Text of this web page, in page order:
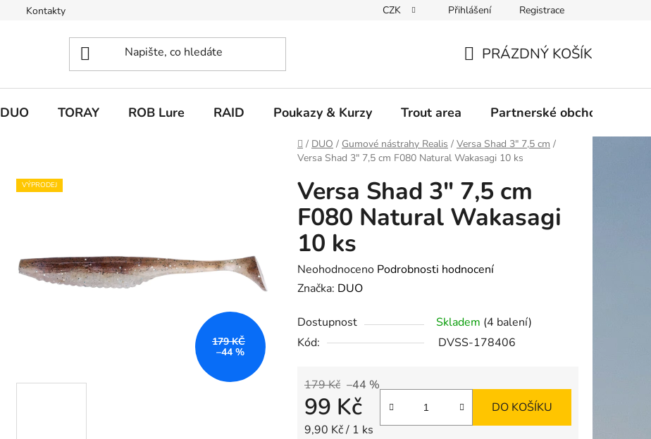
Kontakty CZK Přihlášení Registrace
KOŠÍK
PRÁZDNÝ KOŠÍK
DUO TORAY ROB Lure RAID Poukazy & Kurzy Trout area Partnerské obchody
Domů
/ DUO / Gumové nástrahy Realis / Versa Shad 3" 7,5 cm /
Versa Shad 3" 7,5 cm F080 Natural Wakasagi 10 ks
Versa Shad 3" 7,5 cm
F080 Natural Wakasagi
10 ks
Průměrné
hodnocení
je
0,0
hvězdiček.
Neohodnoceno Podrobnosti hodnocení
Značka: DUO
Dostupnost Skladem (4 balení)
Kód:
DVSS-178406
179 Kč –44 %
99 Kč
Měrná cena:
9,90 Kč / 1 ks
DO KOŠÍKU
VÝPRODEJ
179 KČ
–44 %